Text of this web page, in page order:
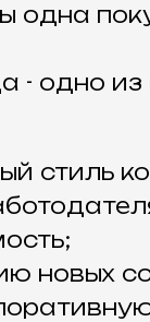
одна
- одно из
стиль
новых